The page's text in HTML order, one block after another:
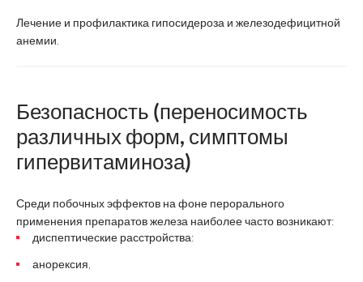
Лечение и профилактика гипосидероза и железодефицитной
анемии.
Безопасность (переносимость
различных форм, симптомы
гипервитаминоза)
Среди побочных эффектов на фоне перорального
применения препаратов железа наиболее часто возникают:
диспептические расстройства:
анорексия,